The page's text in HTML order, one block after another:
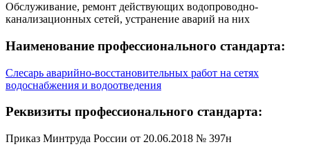
Обслуживание, ремонт действующих водопроводно-
канализационных сетей, устранение аварий на них
Наименование профессионального стандарта:
Слесарь аварийно-восстановительных работ на сетях
водоснабжения и водоотведения
Реквизиты профессионального стандарта:
Приказ Минтруда России от 20.06.2018 № 397н